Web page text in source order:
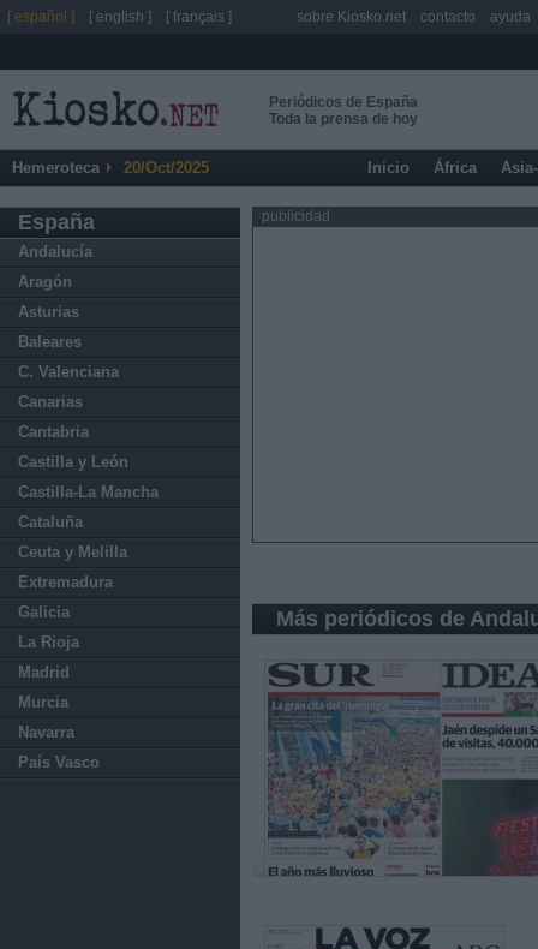
Periódicos de España
Toda la prensa de hoy
Hemeroteca 20/Oct/2025 Inicio África
España
Andalucía
Aragón
Asturias
Baleares
C. Valenciana
Canarias
Cantabria
Castilla y León
Castilla-La Mancha
Cataluña
Ceuta y Melilla
Extremadura
Galicia
La Rioja
Madrid
Murcia
Navarra
País Vasco
publicidad
Más periódicos de
[ español ] [ english ] [ français ] sobre Kiosko.net contacto ayuda